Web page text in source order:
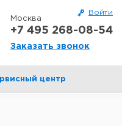
Войти
Москва
+7 495 268-08-54
Заказать звонок
центр